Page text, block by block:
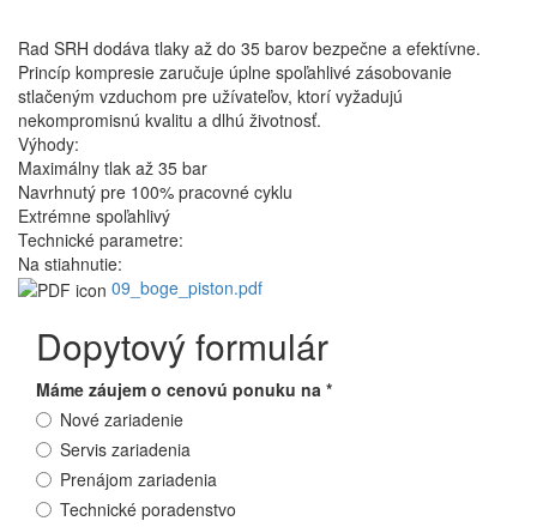
Rad SRH dodáva tlaky až do 35 barov bezpečne a efektívne.
Princíp kompresie zaručuje úplne spoľahlivé zásobovanie
stlačeným vzduchom pre užívateľov, ktorí vyžadujú
nekompromisnú kvalitu a dlhú životnosť.
Výhody:
Maximálny tlak až 35 bar
Navrhnutý pre 100% pracovné cyklu
Extrémne spoľahlivý
Technické parametre:
Na stiahnutie:
09_boge_piston.pdf
Dopytový formulár
Máme záujem o cenovú ponuku na *
Nové zariadenie
Servis zariadenia
Prenájom zariadenia
Technické poradenstvo